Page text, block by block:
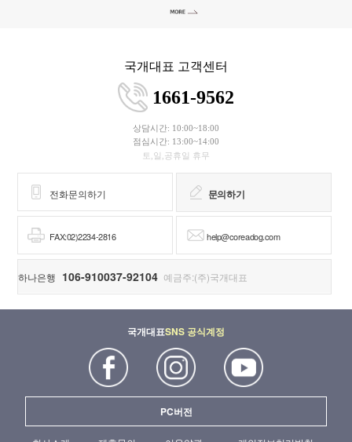
국개대표 고객센터
1661-9562
상담시간: 10:00~18:00
점심시간: 13:00~14:00
토,일,공휴일 휴무
전화문의하기 문의하기
FAX:02)2234-2816 help@coreadog.com
하나은행 106-910037-92104 예금주:(주)국개대표
국개대표SNS 공식계정
PC버전